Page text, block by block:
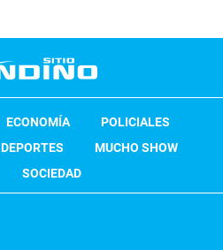
ECONOMÍA
POLICIALES
DEPORTES
MUCHO SHOW
SOCIEDAD